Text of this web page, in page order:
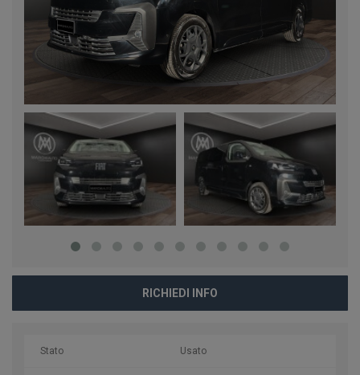
RICHIEDI INFO
Stato Usato